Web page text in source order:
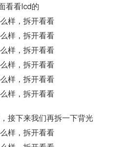
看看lcd的
接下来我们再拆一下背光